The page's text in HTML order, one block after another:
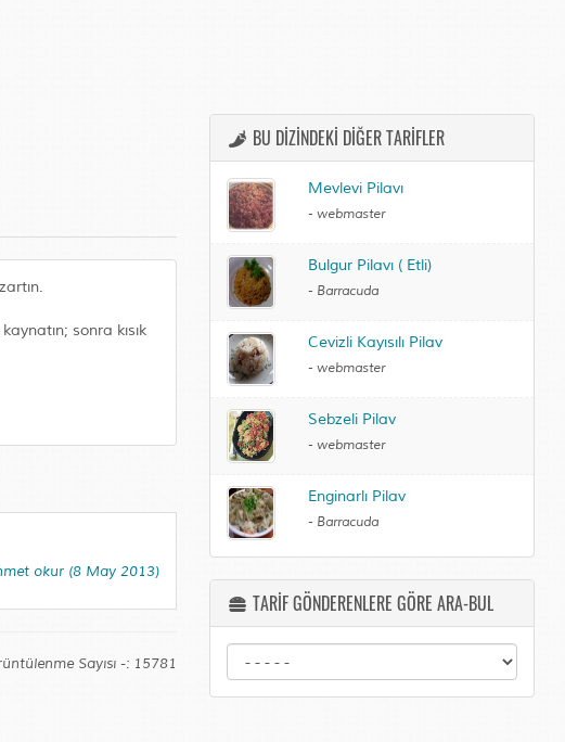
sonra kısık
okur (8 May 2013)
Sayısı -: 15781
BU DİZİNDEKİ DİĞER TARİFLER
Mevlevi Pilavı
- webmaster
Bulgur Pilavı ( Etli)
- Barracuda
Cevizli Kayısılı Pilav
- webmaster
Sebzeli Pilav
- webmaster
Enginarlı Pilav
- Barracuda
TARİF GÖNDERENLERE GÖRE ARA-BUL